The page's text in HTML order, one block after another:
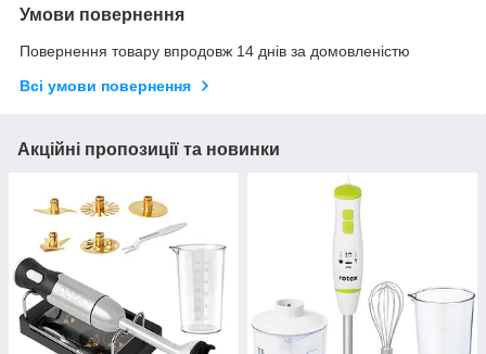
Умови повернення
Повернення товару впродовж 14 днів за домовленістю
Всі умови повернення
Акційні пропозиції та новинки